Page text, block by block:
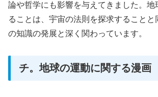
論や哲学にも影響を与えてきました。地
ることは、宇宙の法則を探求すること
の知識の発展と深く関わっています。
チ。地球の運動に関する漫画